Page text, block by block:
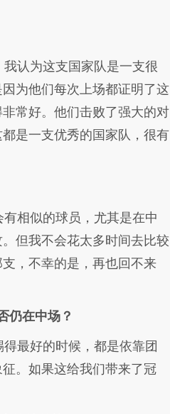
认为这支国家队是一支很
为他们每次上场都证明了这
常好。他们击败了强大的对
是一支优秀的国家队，很有
相似的球员，尤其是在中
但我不会花太多时间去比较
，不幸的是，再也回不来
仍在中场？
最好的时候，都是依靠团
。如果这给我们带来了冠